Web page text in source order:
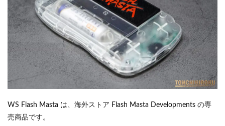
WS Flash Masta は、海外ストア Flash Masta Developments の専
売商品です。